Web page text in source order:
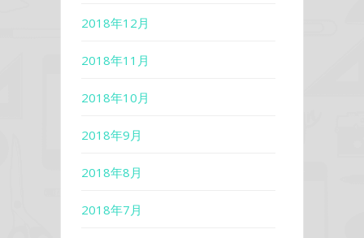
2018年12月
2018年11月
2018年10月
2018年9月
2018年8月
2018年7月